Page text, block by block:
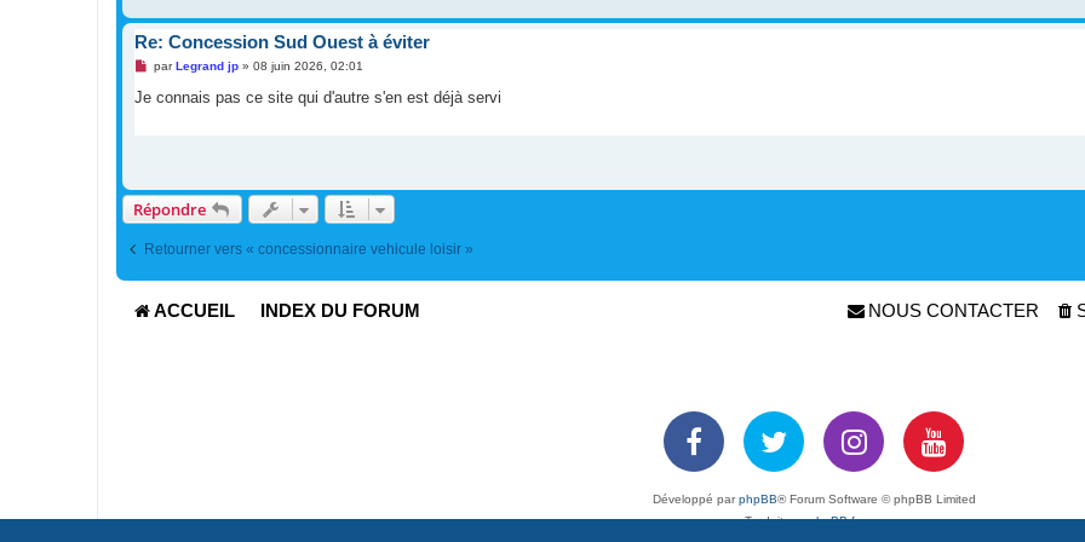
Re: Concession Sud Ouest à éviter
M
s
n
l
u
parLegrand jp» 08 juin 2026, 02:01
Je connais pas ce site qui d'autre s'en est déjà servi
Répondre
Retourner vers « concessionnaire vehicule loisir »
ACCUEIL INDEX DU FORUM NOUS CONTACTER
Développé parphpBB® Forum Software © phpBB Limited
Traduit parphpBB-fr.com